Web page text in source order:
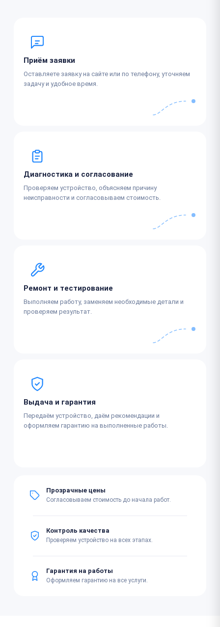
Приём заявки
Оставляете заявку на сайте или по телефону, уточняем
задачу и удобное время.
Диагностика и согласование
Проверяем устройство, объясняем причину
неисправности и согласовываем стоимость.
Ремонт и тестирование
Выполняем работу, заменяем необходимые детали и
проверяем результат.
Выдача и гарантия
Передаём устройство, даём рекомендации и
оформляем гарантию на выполненные работы.
Прозрачные цены
Согласовываем стоимость до начала работ.
Контроль качества
Проверяем устройство на всех этапах.
Гарантия на работы
Оформляем гарантию на все услуги.